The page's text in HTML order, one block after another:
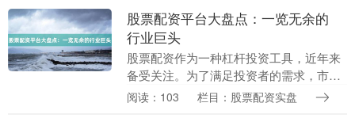
** * *....
股票配资平台大盘点：一览无余的
行业巨头
股票配资作为一种杠杆投资工具，近年来
备受关注。为了满足投资者的需求，市场
上涌现出众多股票配资平台。本文将盘点
阅读：103 栏目：股票配资实盘